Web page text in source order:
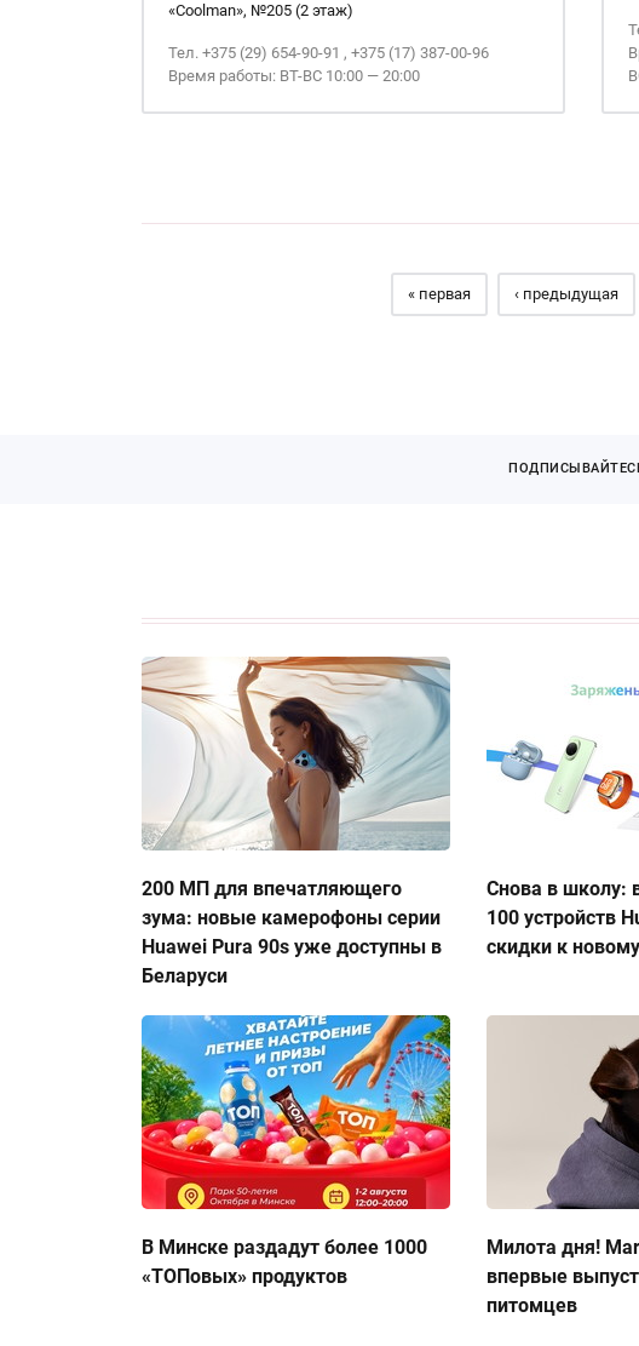
«Coolman», №205 (2 этаж)
Тел. +375 (29) 654-90-91 , +375 (17) 387-00-96
Время работы: ВТ-ВС 10:00 — 20:00
« первая ‹ предыдущая
200 МП для впечатляющего
зума: новые камерофоны серии
Huawei Pura 90s уже доступны в
Беларуси
Снова в школу:
100 устройств
скидки к
В Минске раздадут более 1000
«ТОПовых» продуктов
Милота дня!
впервые
питомцев